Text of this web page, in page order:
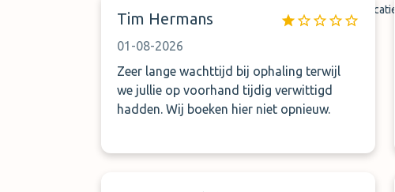
Vindbaarheid van overdrachtslocatie
Tim Hermans
01-08-2026
Zeer lange wachttijd bij ophaling terwijl
we jullie op voorhand tijdig verwittigd
hadden. Wij boeken hier niet opnieuw.